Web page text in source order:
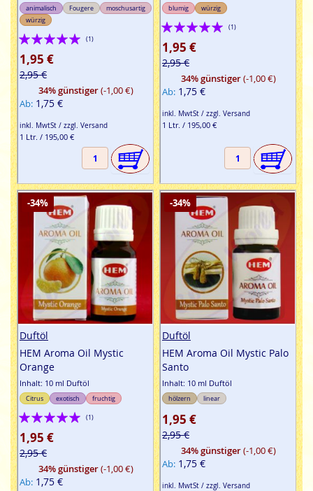
animalisch Fougere
moschusartig
würzig
Bewertung:
100%
(1)
1,95 €
2,95 €
34% günstiger(-1,00 €)
Ab 1,75 €
inkl. MwtSt / zzgl. Versand
1 Ltr. / 195,00 €
blumig würzig
Bewertung:
100%
(1)
1,95 €
2,95 €
34% günstiger(-1,00 €)
Ab 1,75 €
inkl. MwtSt / zzgl. Versand
1 Ltr. / 195,00 €
-34%
Duftöl
HEM Aroma Oil Mystic
Orange
Inhalt: 10 ml Duftöl
Citrus exotisch fruchtig
Bewertung:
100%
(1)
1,95 €
2,95 €
34% günstiger(-1,00 €)
Ab 1,75 €
-34%
Duftöl
HEM Aroma Oil Mystic Palo
Santo
Inhalt: 10 ml Duftöl
hölzern linear
1,95 €
2,95 €
34% günstiger(-1,00 €)
Ab 1,75 €
inkl. MwtSt / zzgl. Versand